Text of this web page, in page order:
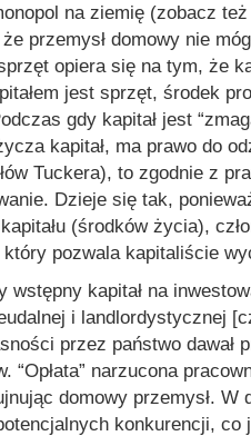
na ziemię (zobacz
przemysł domowy nie
opiera się na tym, że
jest sprzęt, środek
gdy kapitał jest
kapitał, ma prawo do
Tuckera), to zgodnie z
Dzieje się tak,
(środków życia),
pozwala kapitaliście
wstępny kapitał na
i landlordystycznej
przez państwo dawał
“Opłata” narzucona
domowy przemysł. W
konkurencji,